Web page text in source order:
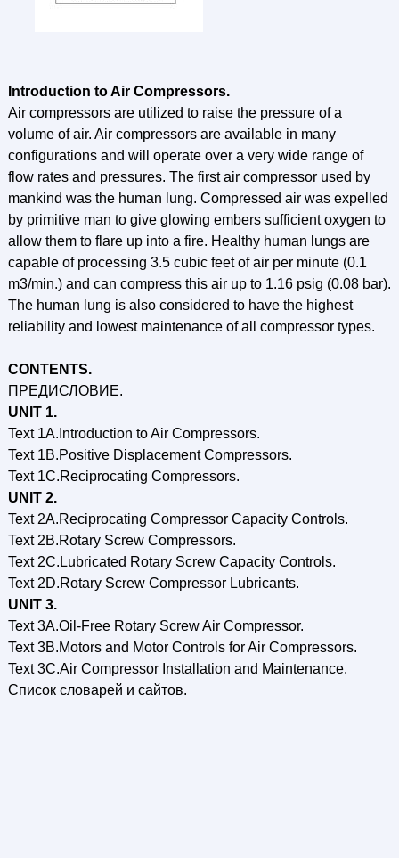
Introduction to Air Compressors.
Air compressors are utilized to raise the pressure of a
volume of air. Air compressors are available in many
configurations and will operate over a very wide range of
flow rates and pressures. The first air compressor used by
mankind was the human lung. Compressed air was expelled
by primitive man to give glowing embers sufficient oxygen to
allow them to flare up into a fire. Healthy human lungs are
capable of processing 3.5 cubic feet of air per minute (0.1
m3/min.) and can compress this air up to 1.16 psig (0.08 bar).
The human lung is also considered to have the highest
reliability and lowest maintenance of all compressor types.
CONTENTS.
ПРЕДИСЛОВИЕ.
UNIT 1.
Text 1A.Introduction to Air Compressors.
Text 1B.Positive Displacement Compressors.
Text 1C.Reciprocating Compressors.
UNIT 2.
Text 2A.Reciprocating Compressor Capacity Controls.
Text 2B.Rotary Screw Compressors.
Text 2C.Lubricated Rotary Screw Capacity Controls.
Text 2D.Rotary Screw Compressor Lubricants.
UNIT 3.
Text 3A.Oil-Free Rotary Screw Air Compressor.
Text 3B.Motors and Motor Controls for Air Compressors.
Text 3C.Air Compressor Installation and Maintenance.
Список cловарей и сайтов.